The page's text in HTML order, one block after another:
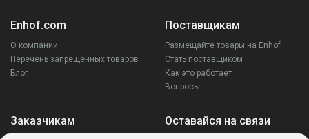
Enhof.com
О компании
Перечень запрещенных товаров
Блог
Поставщикам
Размещайте товары на Enhof
Стать поставщиком
Как это работает
Вопросы
Заказчикам Оставайся на связи